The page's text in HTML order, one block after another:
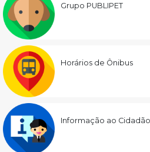
Grupo PUBLIPET
Horários de Ônibus
Informação ao Cidadão